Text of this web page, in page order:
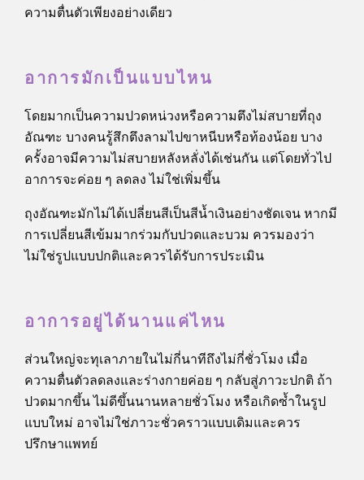
ความตื่นตัวเพียงอย่างเดียว
อาการมักเป็นแบบไหน
โดยมากเป็นความปวดหน่วงหรือความตึงไม่สบายที่ถุง
อัณฑะ บางคนรู้สึกตึงลามไปขาหนีบหรือท้องน้อย บาง
ครั้งอาจมีความไม่สบายหลังหลั่งได้เช่นกัน แต่โดยทั่วไป
อาการจะค่อย ๆ ลดลง ไม่ใช่เพิ่มขึ้น
ถุงอัณฑะมักไม่ได้เปลี่ยนสีเป็นสีน้ำเงินอย่างชัดเจน หากมี
การเปลี่ยนสีเข้มมากร่วมกับปวดและบวม ควรมองว่า
ไม่ใช่รูปแบบปกติและควรได้รับการประเมิน
อาการอยู่ได้นานแค่ไหน
ส่วนใหญ่จะทุเลาภายในไม่กี่นาทีถึงไม่กี่ชั่วโมง เมื่อ
ความตื่นตัวลดลงและร่างกายค่อย ๆ กลับสู่ภาวะปกติ ถ้า
ปวดมากขึ้น ไม่ดีขึ้นนานหลายชั่วโมง หรือเกิดซ้ำในรูป
แบบใหม่ อาจไม่ใช่ภาวะชั่วคราวแบบเดิมและควร
ปรึกษาแพทย์